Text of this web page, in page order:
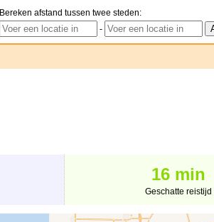
Bereken afstand tussen twee steden:
-
16 min
Geschatte reistijd